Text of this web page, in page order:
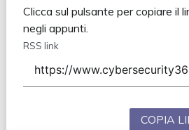
Clicca sul pulsante per copiare il
negli appunti.
RSS link
COPIA